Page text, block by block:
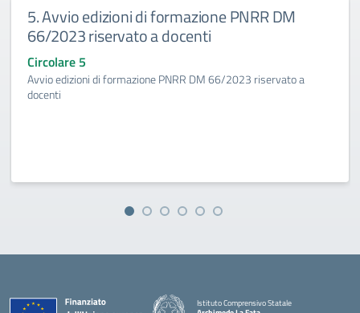
5. Avvio edizioni di formazione PNRR DM
66/2023 riservato a docenti
Circolare 5
Avvio edizioni di formazione PNRR DM 66/2023 riservato a
docenti
Istituto Comprensivo Statale